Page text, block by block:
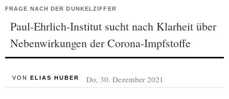
FRAGE NACH DER DUNKELZIFFER
Paul-Ehrlich-Institut sucht nach Klarheit über
Nebenwirkungen der Corona-Impfstoffe
VON ELIAS HUBER Do, 30. Dezember 2021